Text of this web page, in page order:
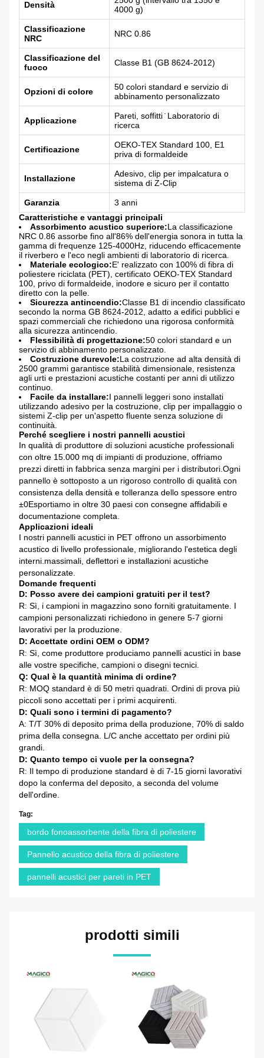
Densità
4000 g)
Classificazione
NRC
NRC 0.86
Classificazione del
fuoco
Classe B1 (GB 8624-2012)
Opzioni di colore
50 colori standard e servizio di
abbinamento personalizzato
Applicazione
Pareti, soffitti ̇ Laboratorio di
ricerca
Certificazione
OEKO-TEX Standard 100, E1
priva di formaldeide
Installazione
Adesivo, clip per impalcatura o
sistema di Z-Clip
Garanzia
3 anni
Caratteristiche e vantaggi principali
Assorbimento acustico superiore:La classificazione
NRC 0.86 assorbe fino all'86% dell'energia sonora in tutta la
gamma di frequenze 125-4000Hz, riducendo efficacemente
il riverbero e l'eco negli ambienti di laboratorio di ricerca.
Materiale ecologico:E' realizzato con 100% di fibra di
poliestere riciclata (PET), certificato OEKO-TEX Standard
100, privo di formaldeide, inodore e sicuro per il contatto
diretto con la pelle.
Sicurezza antincendio:Classe B1 di incendio classificato
secondo la norma GB 8624-2012, adatto a edifici pubblici e
spazi commerciali che richiedono una rigorosa conformità
alla sicurezza antincendio.
Flessibilità di progettazione:50 colori standard e un
servizio di abbinamento personalizzato.
Costruzione durevole:La costruzione ad alta densità di
2500 grammi garantisce stabilità dimensionale, resistenza
agli urti e prestazioni acustiche costanti per anni di utilizzo
continuo.
Facile da installare:I pannelli leggeri sono installati
utilizzando adesivo per la costruzione, clip per impallaggio o
sistemi Z-clip per un'aspetto fluente senza soluzione di
continuità.
Perché scegliere i nostri pannelli acustici
In qualità di produttore di soluzioni acustiche professionali
con oltre 15.000 mq di impianti di produzione, offriamo
prezzi diretti in fabbrica senza margini per i distributori.Ogni
pannello è sottoposto a un rigoroso controllo di qualità con
consistenza della densità e tolleranza dello spessore entro
±0Esportiamo in oltre 30 paesi con consegne affidabili e
documentazione completa.
Applicazioni ideali
I nostri pannelli acustici in PET offrono un assorbimento
acustico di livello professionale, migliorando l'estetica degli
interni.massimali, deflettori e installazioni acustiche
personalizzate.
Domande frequenti
D: Posso avere dei campioni gratuiti per il test?
R: Sì, i campioni in magazzino sono forniti gratuitamente. I
campioni personalizzati richiedono in genere 5-7 giorni
lavorativi per la produzione.
D: Accettate ordini OEM o ODM?
R: Sì, come produttore produciamo pannelli acustici in base
alle vostre specifiche, campioni o disegni tecnici.
Q: Qual è la quantità minima di ordine?
R: MOQ standard è di 50 metri quadrati. Ordini di prova più
piccoli sono accettati per i primi acquirenti.
D: Quali sono i termini di pagamento?
A: T/T 30% di deposito prima della produzione, 70% di saldo
prima della consegna. L/C anche accettato per ordini più
grandi.
D: Quanto tempo ci vuole per la consegna?
R: Il tempo di produzione standard è di 7-15 giorni lavorativi
dopo la conferma del deposito, a seconda del volume
dell'ordine.
Tag:
bordo fonoassorbente della fibra di poliestere
Pannello acustico della fibra di poliestere
pannelli acustici per pareti in PET
prodotti simili